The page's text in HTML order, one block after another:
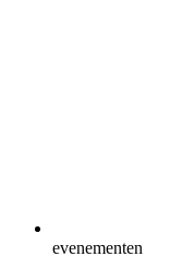
evenementen